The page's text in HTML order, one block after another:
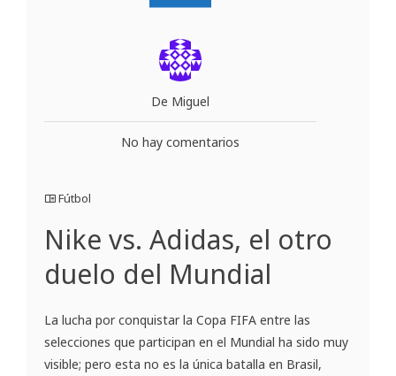
De Miguel
No hay comentarios
Fútbol
Nike vs. Adidas, el otro
duelo del Mundial
La lucha por conquistar la Copa FIFA entre las
selecciones que participan en el Mundial ha sido muy
visible; pero esta no es la única batalla en Brasil,